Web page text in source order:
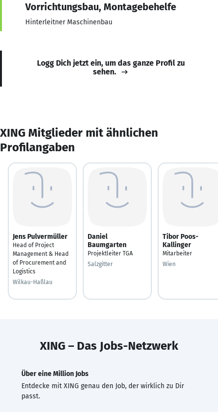
Vorrichtungsbau, Montagebehelfe
Hinterleitner Maschinenbau
Logg Dich jetzt ein, um das ganze Profil zu
sehen.
XING Mitglieder mit ähnlichen
Profilangaben
Jens Pulvermüller
Head of Project
Management & Head
of Procurement and
Logistics
Wilkau-Haßlau
Daniel
Baumgarten
Projektleiter TGA
Salzgitter
Tibor Poos-
Kallinger
Mitarbeiter
Wien
XING – Das Jobs-Netzwerk
Über eine Million Jobs
Entdecke mit XING genau den Job, der wirklich zu Dir
passt.